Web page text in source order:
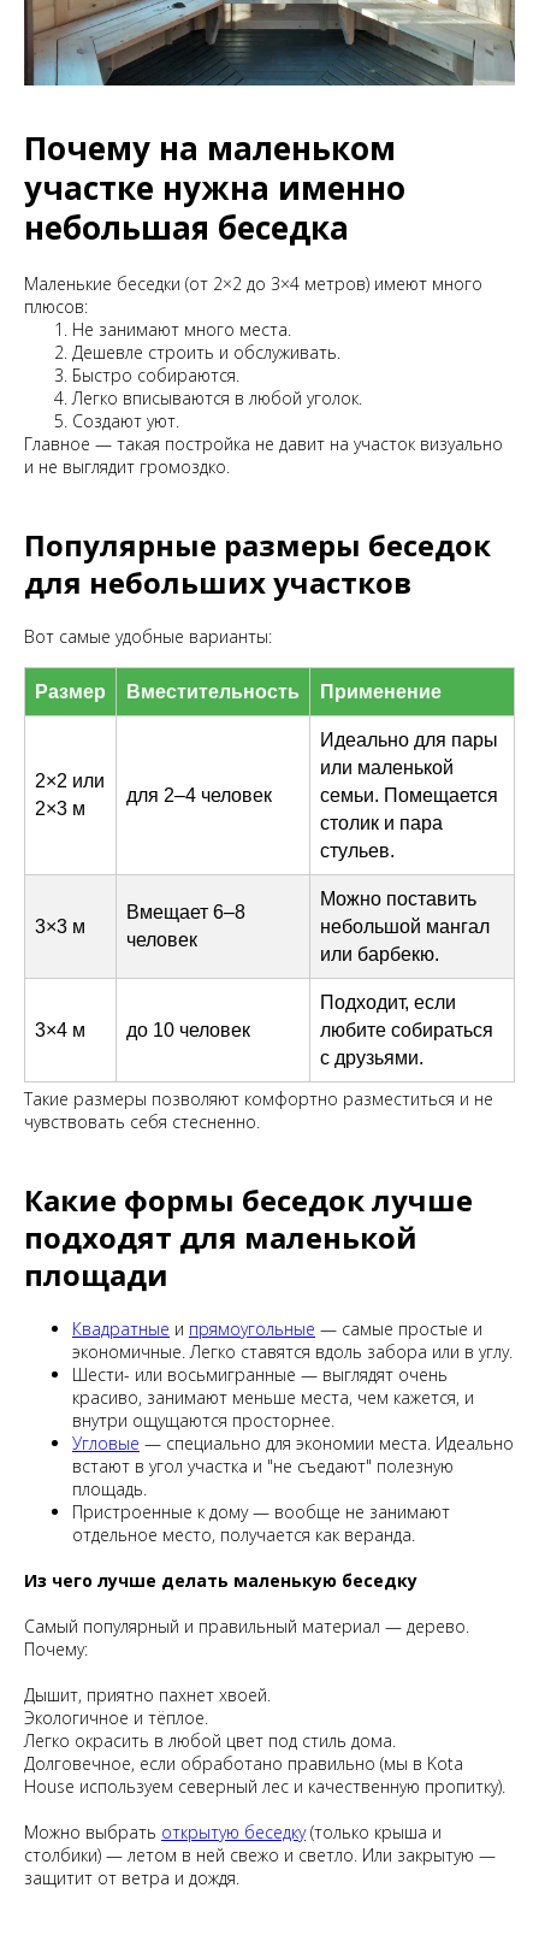
Почему на маленьком
участке нужна именно
небольшая беседка
Маленькие беседки (от 2×2 до 3×4 метров) имеют много
плюсов:
Не занимают много места.
Дешевле строить и обслуживать.
Быстро собираются.
Легко вписываются в любой уголок.
Создают уют.
Главное — такая постройка не давит на участок визуально
и не выглядит громоздко.
Популярные размеры беседок
для небольших участков
Вот самые удобные варианты:
Размер Вместительность Применение
2×2 или
2×3 м
для 2–4 человек
Идеально для пары
или маленькой
семьи. Помещается
столик и пара
стульев.
3×3 м
Вмещает 6–8
человек
Можно поставить
небольшой мангал
или барбекю.
3×4 м до 10 человек
Подходит, если
любите собираться
с друзьями.
Такие размеры позволяют комфортно разместиться и не
чувствовать себя стесненно.
Какие формы беседок лучше
подходят для маленькой
площади
Квадратные и прямоугольные — самые простые и
экономичные. Легко ставятся вдоль забора или в углу.
Шести- или восьмигранные — выглядят очень
красиво, занимают меньше места, чем кажется, и
внутри ощущаются просторнее.
Угловые — специально для экономии места. Идеально
встают в угол участка и "не съедают" полезную
площадь.
Пристроенные к дому — вообще не занимают
отдельное место, получается как веранда.
Из чего лучше делать маленькую беседку
Самый популярный и правильный материал — дерево.
Почему:
Дышит, приятно пахнет хвоей.
Экологичное и тёплое.
Легко окрасить в любой цвет под стиль дома.
Долговечное, если обработано правильно (мы в Kota
House используем северный лес и качественную пропитку).
Можно выбрать открытую беседку(только крыша и
столбики) — летом в ней свежо и светло. Или закрытую —
защитит от ветра и дождя.